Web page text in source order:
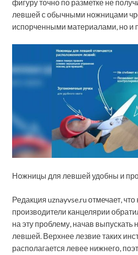
фигуру точно по разметке не
левшей с обычными ножницами
испорченными материалами, но и
Ножницы для левшей удобны и
Редакция uznayvse.ru отмечает,
производители канцелярии
на эту проблему, начав выпускать
левшей. Верхнее лезвие таких
располагается левее нижнего,